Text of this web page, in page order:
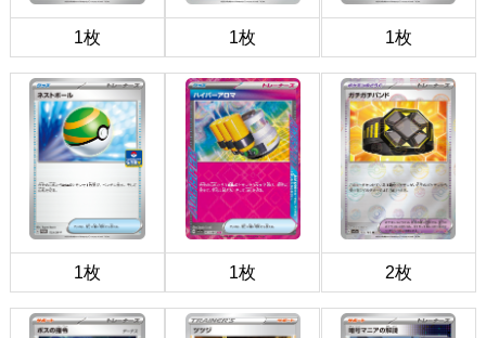
1枚 1枚 1枚
1枚 1枚 2枚